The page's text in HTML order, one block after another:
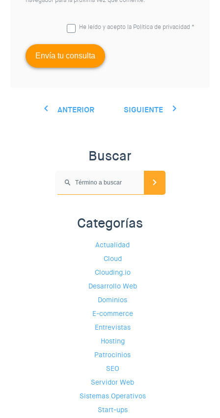
He leído y acepto la Política de privacidad *
ANTERIOR SIGUIENTE
Buscar
Categorías
Actualidad
Cloud
Clouding.io
Desarrollo Web
Dominios
E-commerce
Entrevistas
Hosting
Patrocinios
SEO
Servidor Web
Sistemas Operativos
Start-ups